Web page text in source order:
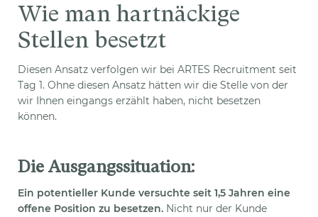
Wie man hartnäckige
Stellen besetzt
Diesen Ansatz verfolgen wir bei ARTES Recruitment seit
Tag 1. Ohne diesen Ansatz hätten wir die Stelle von der
wir Ihnen eingangs erzählt haben, nicht besetzen
können.
Die Ausgangssituation:
Ein potentieller Kunde versuchte seit 1,5 Jahren eine
offene Position zu besetzen. Nicht nur der Kunde